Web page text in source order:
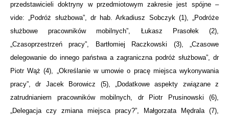
przedstawicieli doktryny w przedmiotowym zakresie jest spójne –
vide: „Podróż służbowa”, dr hab. Arkadiusz Sobczyk (1), „Podróże
służbowe pracowników mobilnych”, Łukasz Prasołek (2),
„Czasoprzestrzeń pracy”, Bartłomiej Raczkowski (3), „Czasowe
delegowanie do innego państwa a zagraniczna podróż służbowa”, dr
Piotr Wąż (4), „Określanie w umowie o pracę miejsca wykonywania
pracy”, dr Jacek Borowicz (5), „Dodatkowe aspekty związane z
zatrudnianiem pracowników mobilnych, dr Piotr Prusinowski (6),
„Delegacja czy zmiana miejsca pracy?”, Małgorzata Mędrala (7),